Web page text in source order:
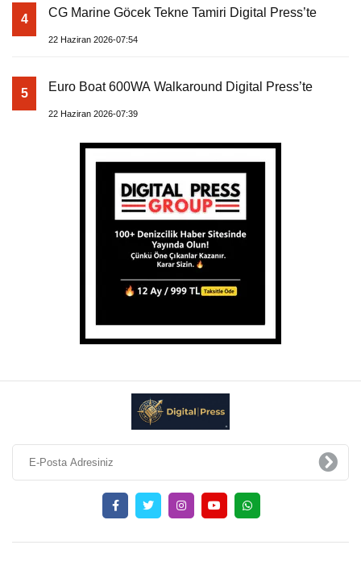
4 CG Marine Göcek Tekne Tamiri Digital Press’te
22 Haziran 2026-07:54
5 Euro Boat 600WA Walkaround Digital Press’te
22 Haziran 2026-07:39